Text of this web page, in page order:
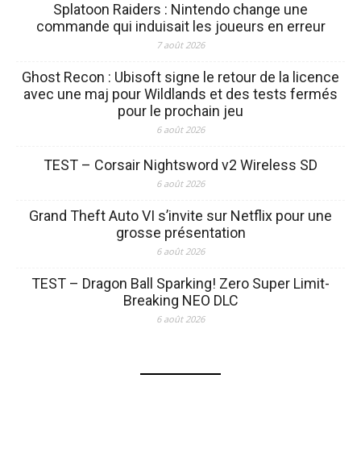
Splatoon Raiders : Nintendo change une
commande qui induisait les joueurs en erreur
7 août 2026
Ghost Recon : Ubisoft signe le retour de la licence
avec une maj pour Wildlands et des tests fermés
pour le prochain jeu
6 août 2026
TEST – Corsair Nightsword v2 Wireless SD
6 août 2026
Grand Theft Auto VI s’invite sur Netflix pour une
grosse présentation
6 août 2026
TEST – Dragon Ball Sparking! Zero Super Limit-
Breaking NEO DLC
6 août 2026